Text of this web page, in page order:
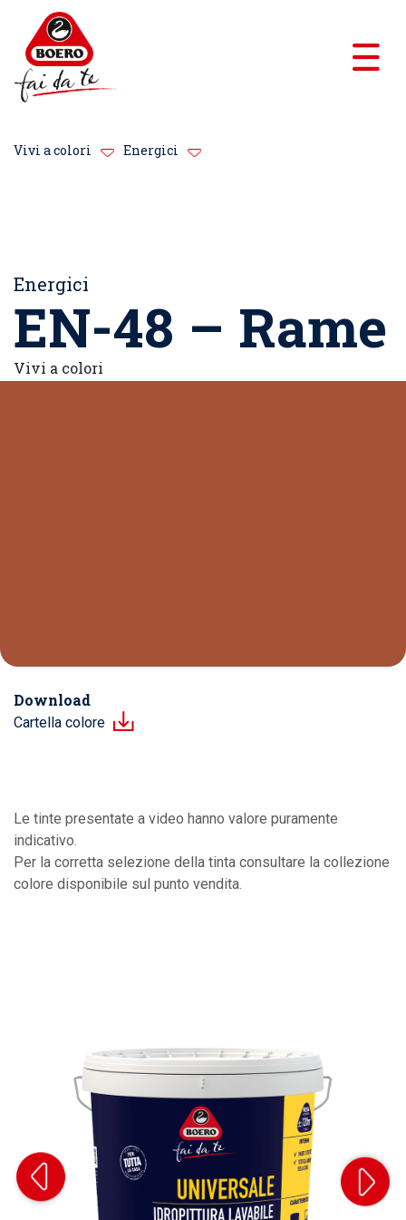
Vivi a colori Energici
Energici
EN-48 – Rame
Vivi a colori
Download
Cartella colore
Le tinte presentate a video hanno valore puramente
indicativo.
Per la corretta selezione della tinta consultare la collezione
colore disponibile sul punto vendita.